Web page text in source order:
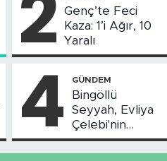
Genç’te Feci
Kaza: 1’i Ağır, 10
Yaralı
4 GÜNDEM
Bingöllü
Seyyah, Evliya
Çelebi'nin
Bahsettiği
Bingöl'deki O